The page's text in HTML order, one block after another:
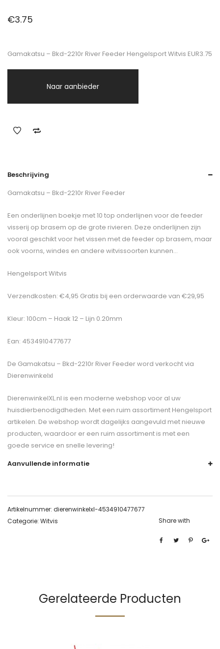
€3.75
Gamakatsu – Bkd-2210r River Feeder Hengelsport Witvis EUR3.75
Naar aanbieder
Beschrijving
Gamakatsu – Bkd-2210r River Feeder
Een onderlijnen boekje met 10 top onderlijnen voor de feeder
visserij op brasem op de grote rivieren. Deze onderlijnen zijn
vooral geschikt voor het vissen met de feeder op brasem, maar
ook voorns, windes en andere witvissoorten kunnen…
Hengelsport Witvis
Verzendkosten: €4,95 Gratis bij een orderwaarde van €29,95
Kleur: 100cm – Haak 12 – Lijn 0.20mm
Ean: 4534910477677
De Gamakatsu – Bkd-2210r River Feederword verkocht via
Dierenwinkelxl
DierenwinkelXL.nl is een moderne webshop voor al uw
huisdierbenodigdheden. Met een ruim assortiment Hengelsport
artikelen. De webshop wordt dagelijks aangevuld met nieuwe
producten, waardoor er een ruim assortiment is met een
goede service en snelle levering!
Aanvullende informatie
Artikelnummer: dierenwinkelxl-4534910477677
Categorie: Witvis Share with
Gerelateerde Producten